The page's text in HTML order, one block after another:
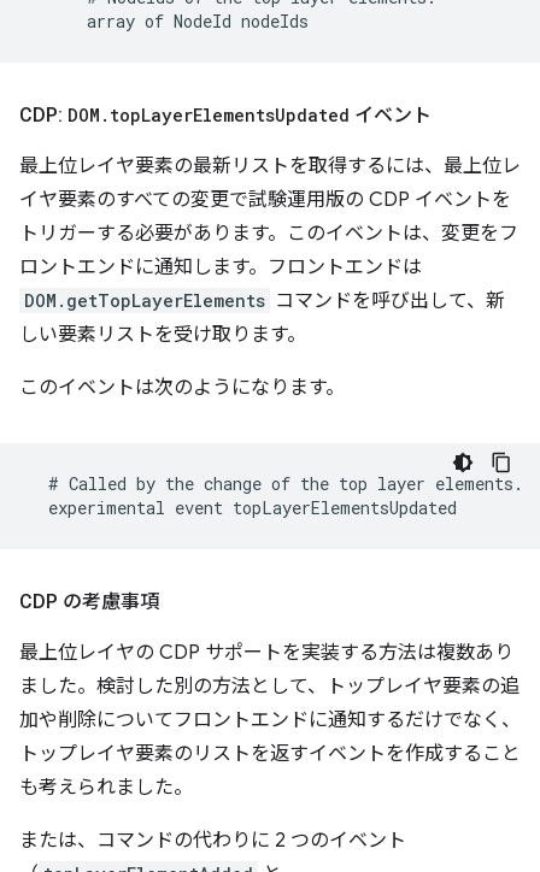
CDP: DOM . topLayerElementsUpdated イベント
最上位レイヤ要素の最新リストを取得するには、最上位レ
イヤ要素のすべての変更で試験運用版の CDP イベントを
トリガーする必要があります。このイベントは、変更をフ
ロントエンドに通知します。フロントエンドは
DOM.getTopLayerElements コマンドを呼び出して、新
しい要素リストを受け取ります。
このイベントは次のようになります。
CDP の考慮事項
最上位レイヤの CDP サポートを実装する方法は複数あり
ました。検討した別の方法として、トップレイヤ要素の追
加や削除についてフロントエンドに通知するだけでなく、
トップレイヤ要素のリストを返すイベントを作成すること
も考えられました。
または、コマンドの代わりに 2 つのイベント